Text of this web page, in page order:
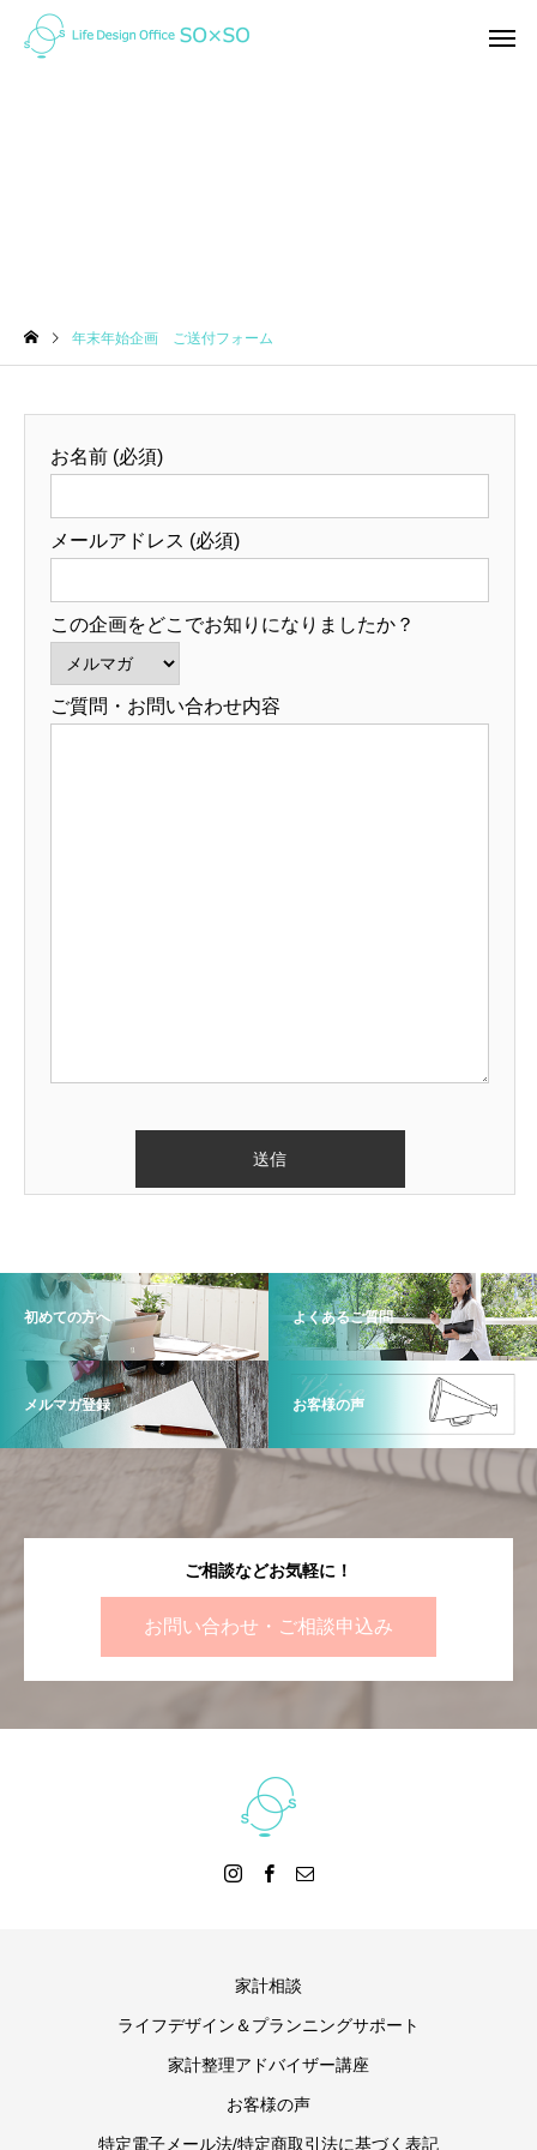
オンライン（ZOOM)で家
「未来」はここから変
年末年始企画 ご送付フォーム
お名前 (必須)
メールアドレス (必須)
この企画をどこでお知りになりましたか？
ご質問・お問い合わせ内容
初めての方へ よくあるご質問
メルマガ登録 お客様の声
ご相談などお気軽に！
お問い合わせ・ご相談申込み
家計相談
ライフデザイン＆プランニングサポート
家計整理アドバイザー講座
お客様の声
特定電子メール法/特定商取引法に基づく表記